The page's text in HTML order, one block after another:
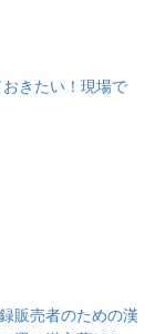
きたい！現場で
販売者のための漢